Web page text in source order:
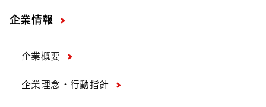
企業情報
企業概要
企業理念・行動指針